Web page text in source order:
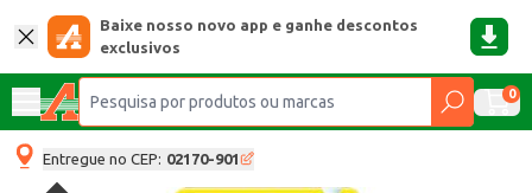
Baixe nosso novo app e ganhe descontos
exclusivos
0
Entregue no CEP: 02170-901